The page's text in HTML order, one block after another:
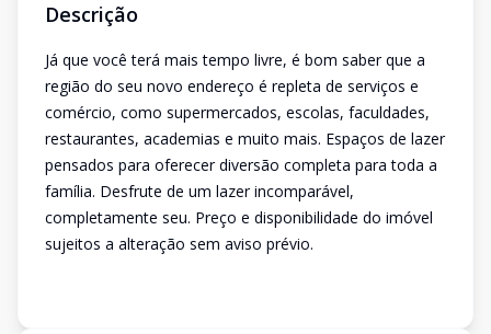
Descrição
Já que você terá mais tempo livre, é bom saber que a
região do seu novo endereço é repleta de serviços e
comércio, como supermercados, escolas, faculdades,
restaurantes, academias e muito mais. Espaços de lazer
pensados para oferecer diversão completa para toda a
família. Desfrute de um lazer incomparável,
completamente seu. Preço e disponibilidade do imóvel
sujeitos a alteração sem aviso prévio.